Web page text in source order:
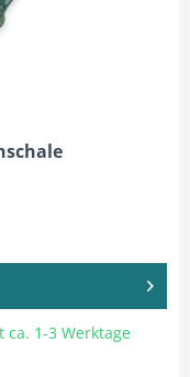
1-3 Werktage